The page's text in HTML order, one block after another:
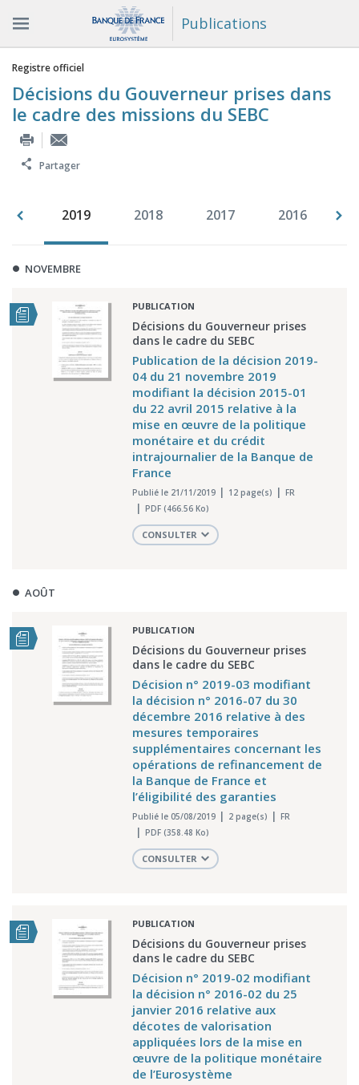
Publications
Vous êtes ici
Registre officiel
Décisions du Gouverneur prises dans
le cadre des missions du SEBC
Partager
2019 2018 2017 2016
NOVEMBRE
PUBLICATION
Décisions du Gouverneur prises
dans le cadre du SEBC
Publication de la décision 2019-
04 du 21 novembre 2019
modifiant la décision 2015-01
du 22 avril 2015 relative à la
mise en œuvre de la politique
monétaire et du crédit
intrajournalier de la Banque de
France
Publié le 21/11/2019 12 page(s)
FR
PDF (466.56 Ko)
CONSULTER
AOÛT
PUBLICATION
Décisions du Gouverneur prises
dans le cadre du SEBC
Décision n° 2019-03 modifiant
la décision n° 2016-07 du 30
décembre 2016 relative à des
mesures temporaires
supplémentaires concernant les
opérations de refinancement de
la Banque de France et
l’éligibilité des garanties
Publié le 05/08/2019 2 page(s)
FR
PDF (358.48 Ko)
CONSULTER
PUBLICATION
Décisions du Gouverneur prises
dans le cadre du SEBC
Décision n° 2019-02 modifiant
la décision n° 2016-02 du 25
janvier 2016 relative aux
décotes de valorisation
appliquées lors de la mise en
œuvre de la politique monétaire
de l’Eurosystème